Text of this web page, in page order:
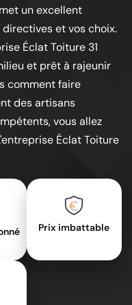
un excellent
et vos choix.
Éclat Toiture 31
et prêt à rajeunir
comment faire
des artisans
vous allez
Éclat Toiture
Prix imbattable